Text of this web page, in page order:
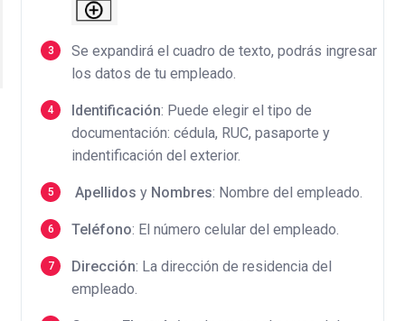
Se expandirá el cuadro de texto, podrás ingresar
los datos de tu empleado.
Identificación: Puede elegir el tipo de
documentación: cédula, RUC, pasaporte y
indentificación del exterior.
Apellidos y Nombres: Nombre del empleado.
Teléfono: El número celular del empleado.
Dirección: La dirección de residencia del
empleado.